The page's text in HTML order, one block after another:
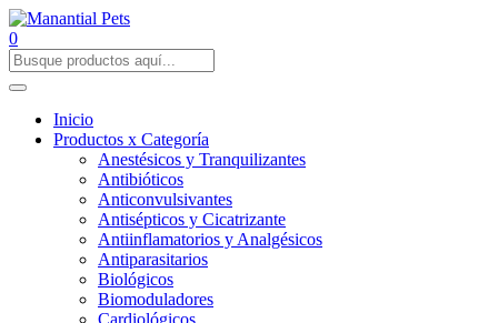
0
Inicio
Productos x Categoría
Anestésicos y Tranquilizantes
Antibióticos
Anticonvulsivantes
Antisépticos y Cicatrizante
Antiinflamatorios y Analgésicos
Antiparasitarios
Biológicos
Biomoduladores
Cardiológicos